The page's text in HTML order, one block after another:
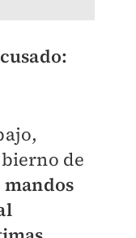
de
mandos